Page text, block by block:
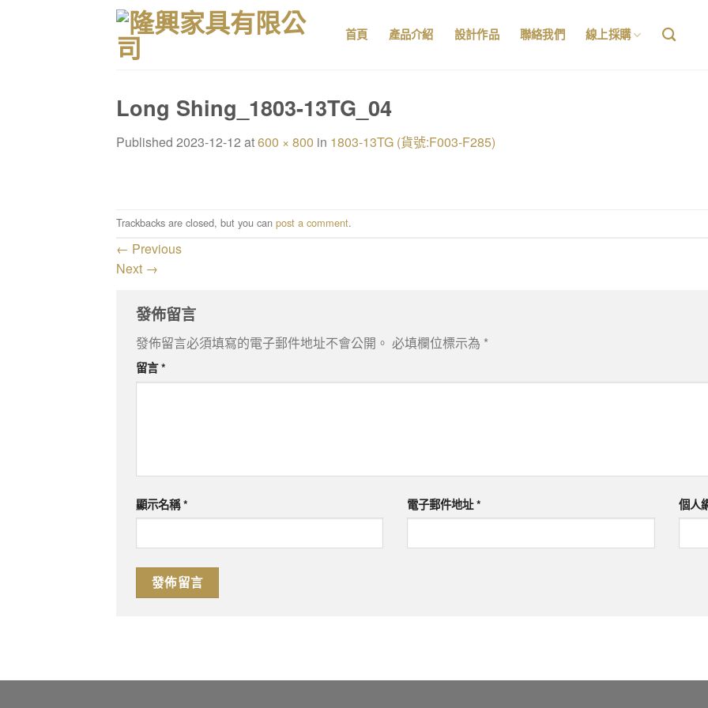
首頁 產品介紹 設計作品 聯絡我們 線上採購
Long Shing_1803-13TG_04
Published 2023-12-12 at600 × 800 in 1803-13TG (貨號:F003-F285)
Trackbacks are closed, but you can post a comment.
← Previous
Next →
發佈留言
發佈留言必須填寫的電子郵件地址不會公開。 必填欄位標示為 *
留言*
顯示名稱* 電子郵件地址* 個人